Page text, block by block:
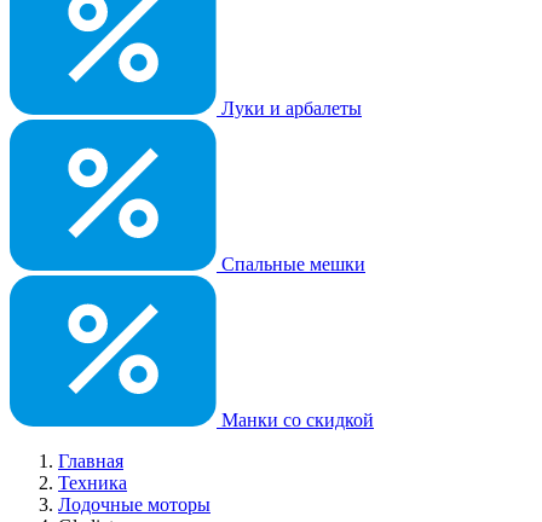
Луки и арбалеты
Спальные мешки
Манки со скидкой
Главная
Техника
Лодочные моторы